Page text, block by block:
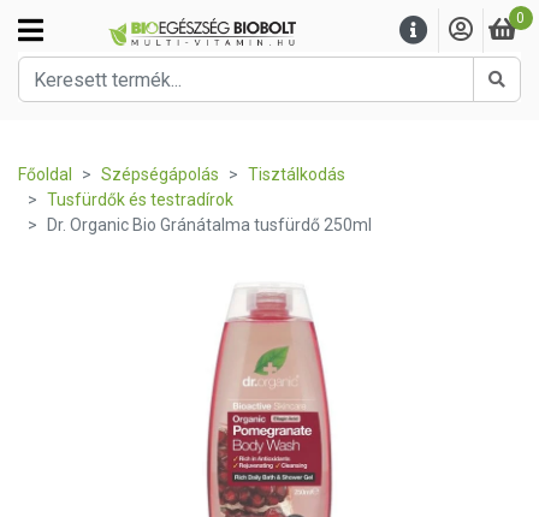
0
Főoldal Szépségápolás
Tisztálkodás
Tusfürdők és testradírok
Dr. Organic Bio Gránátalma tusfürdő 250ml